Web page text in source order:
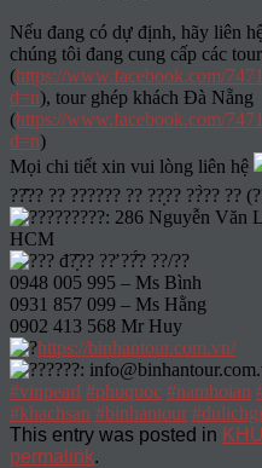
Nếu đang có dự định, hãy liên
chúng tôi đang cung cấp các
(https://www.facebook.com/
d=n), tour ghép khách Đà Nẵng
(https://www.facebook.com/
d=n)
Mọi chi tiết xin vui lòng liên hệ
??̂?? ?? ?????? ?? ??̣?? ??̀?? ??
????????: 286 Nguyễn
HCM
?? đ?̣̂?? ??̛ ??̂́? ??/??
0948 005 995 – Ms Bình
0931 857 099 – Ms Hằng
0902 413 568 Mr Huy
https://binhantour.com.vn/
?????:
#vinpearl #phuquoc #namhoian
#khachsan #binhantour
This entry was posted in
permalink.